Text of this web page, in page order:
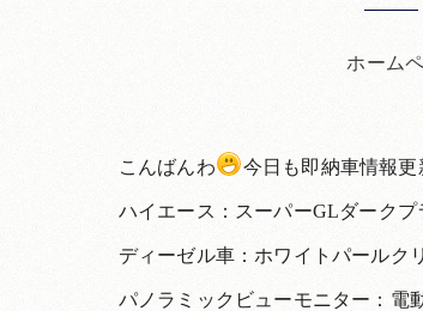
ホーム
こんばんわ 今日も即納車情報更
ハイエース：スーパーGLダークプ
ディーゼル車：ホワイトパールク
パノラミックビューモニター：電